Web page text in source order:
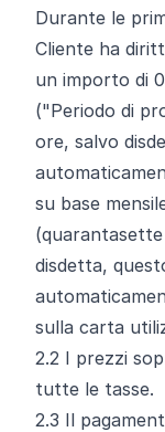
Durante le
Cliente ha
un importo di
("Periodo di
ore, salvo
su base
disdetta,
sulla carta
2.2 I prezzi
tutte le tasse.
2.3 Il